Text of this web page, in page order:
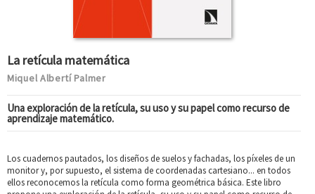
La retícula matemática
Miquel Albertí Palmer
Una exploración de la retícula, su uso y su papel como recurso de
aprendizaje matemático.
Los cuadernos pautados, los diseños de suelos y fachadas, los píxeles de un
monitor y, por supuesto, el sistema de coordenadas cartesiano... en todos
ellos reconocemos la retícula como forma geométrica básica. Este libro